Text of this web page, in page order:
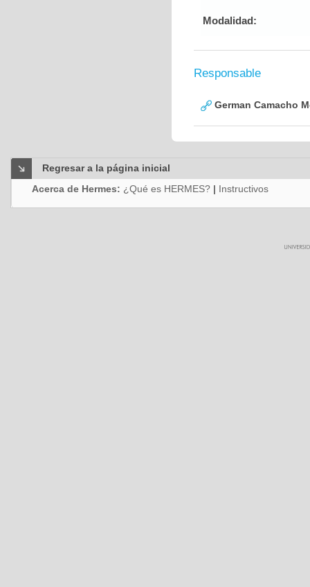
Modalidad:
Responsable
German Camacho
Regresar a la página inicial
Acerca de Hermes: ¿Qué es HERMES? | Instructivos